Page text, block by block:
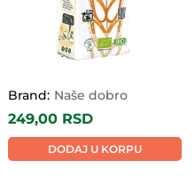
Brand: Naše dobro
249,00 RSD
DODAJ U KORPU